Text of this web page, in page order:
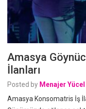
Amasya
İlanları
Posted by Menajer Yücel
Amasya Konsomatris İş